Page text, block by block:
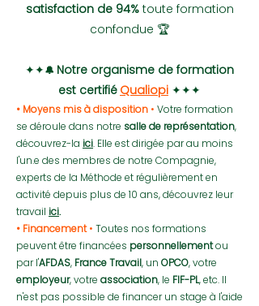
satisfaction de 94% toute formation
confondue 🏆
✦✦🔔 Notre organisme de formation
est certifié Qualiopi ✦✦✦
• Moyens mis à disposition • Votre formation
se déroule dans notre salle de représentation,
découvrez-la ici. Elle est dirigée par au moins
l'un.e des membres de notre Compagnie,
experts de la Méthode et régulièrement en
activité depuis plus de 10 ans, découvrez leur
travail ici.
• Financement• Toutes nos formations
peuvent être financées personnellementou
par l'AFDAS, France Travail, un OPCO, votre
employeur, votre association, le FIF-PL, etc. Il
n'est pas possible de financer un stage à l'aide